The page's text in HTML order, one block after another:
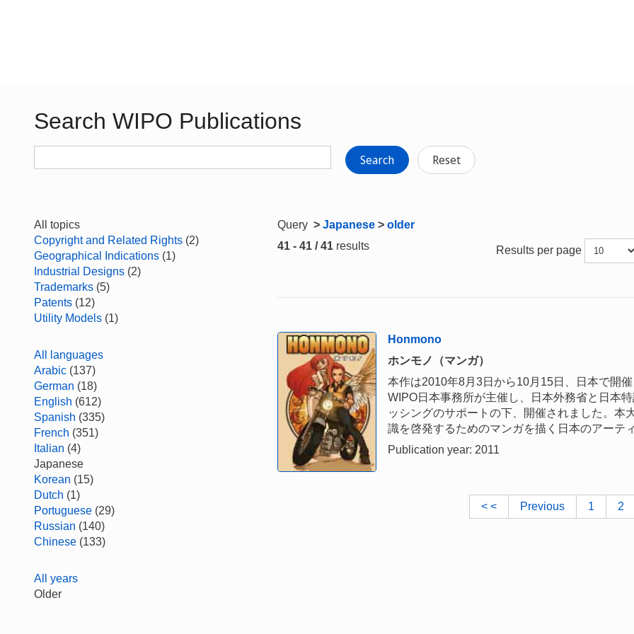
Search WIPO Publications
Search Reset
All topics
Copyright and Related Rights (2)
Geographical Indications (1)
Industrial Designs (2)
Trademarks (5)
Patents (12)
Utility Models (1)
All languages
Arabic (137)
German (18)
English (612)
Spanish (335)
French (351)
Italian (4)
Japanese
Korean (15)
Dutch (1)
Portuguese (29)
Russian (140)
Chinese (133)
All years
Older
Query > Japanese > older
41 - 41 / 41 results Results per page
Honmono
ホンモノ（マンガ）
本作は2010年8月3日から10月15日、日本で開
WIPO日本事務所が主催し、日本外務省と日本
ッシングのサポートの下、開催されました。本
識を啓発するためのマンガを描く日本のアーテ
Publication year: 2011
< < Previous 1 2